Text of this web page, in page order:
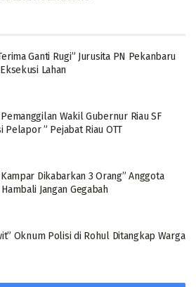
Ganti Rugi” Jurusita PN Pekanbaru
Lahan
Wakil Gubernur Riau SF
Pelapor ” Pejabat Riau OTT
Dikabarkan 3 Orang” Anggota
Jangan Gegabah
Oknum Polisi di Rohul Ditangkap Warga